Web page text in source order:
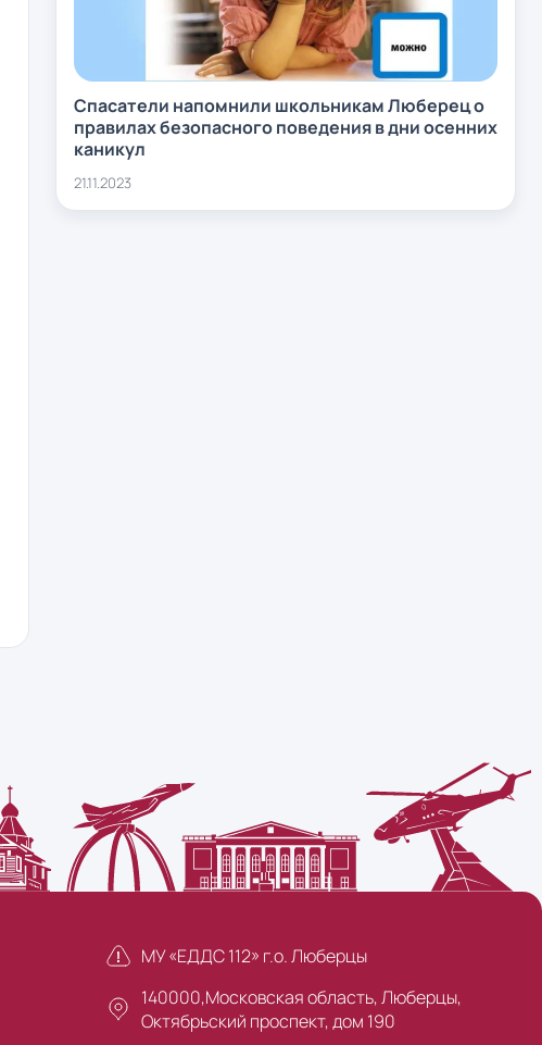
Спасатели напомнили школьникам Люберец о
правилах безопасного поведения в дни осенних
каникул
21.11.2023
МУ «ЕДДС 112» г.о. Люберцы
140000,Московская область, Люберцы,
Октябрьский проспект, дом 190